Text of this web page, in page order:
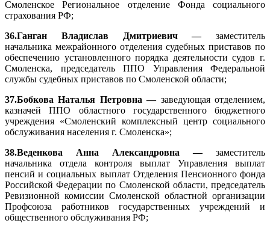
Смоленское Региональное отделение Фонда социального
страхования РФ;
36.Ганган Владислав Дмитриевич — заместитель
начальника межрайонного отделения судебных приставов по
обеспечению установленного порядка деятельности судов г.
Смоленска, председатель ППО Управления Федеральной
службы судебных приставов по Смоленской области;
37.Бобкова Наталья Петровна — заведующая отделением,
казначей ППО областного государственного бюджетного
учреждения «Смоленский комплексный центр социального
обслуживания населения г. Смоленска»;
38.Веденкова Анна Александровна — заместитель
начальника отдела контроля выплат Управления выплат
пенсий и социальных выплат Отделения Пенсионного фонда
Российской Федерации по Смоленской области, председатель
Ревизионной комиссии Смоленской областной организации
Профсоюза работников государственных учреждений и
общественного обслуживания РФ;